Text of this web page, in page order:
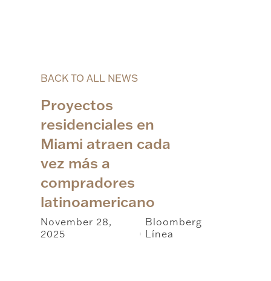
BACK TO ALL NEWS
Proyectos
residenciales en
Miami atraen cada
vez más a
compradores
latinoamericano
November 28,
2025
|
Bloomberg
Línea